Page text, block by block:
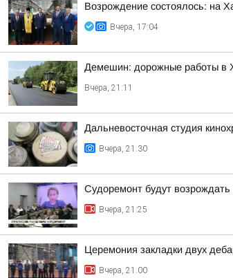
Возрождение состоялось: на
Вчера, 17:04
Демешин: дорожные работы в
Вчера, 21:11
Дальневосточная студия
Вчера, 21:30
Судоремонт будут возрождать
Вчера, 21:25
Церемония закладки двух
Вчера, 21:00